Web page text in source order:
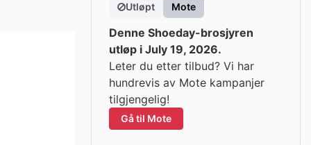
Utløpt Mote
Denne Shoeday-brosjyren
utløp i July 19, 2026.
Leter du etter tilbud? Vi har
hundrevis av Mote kampanjer
tilgjengelig!
Gå til Mote